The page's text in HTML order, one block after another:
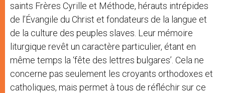
saints Frères Cyrille et Méthode, hérauts intrépides
de l’Évangile du Christ et fondateurs de la langue et
de la culture des peuples slaves. Leur mémoire
liturgique revêt un caractère particulier, étant en
même temps la ‘fête des lettres bulgares’. Cela ne
concerne pas seulement les croyants orthodoxes et
catholiques, mais permet à tous de réfléchir sur ce